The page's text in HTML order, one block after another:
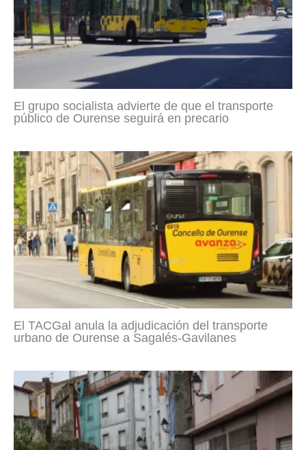
El grupo socialista advierte de que el transporte
público de Ourense seguirá en precario
El TACGal anula la adjudicación del transporte
urbano de Ourense a Sagalés-Gavilanes